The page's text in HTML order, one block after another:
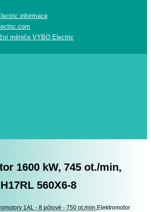
informace
měniče VYBO Electric
1600 kW, 745 ot./min,
560X6-8
1AL - 8 pólové - 750 ot./min.Elektromotor